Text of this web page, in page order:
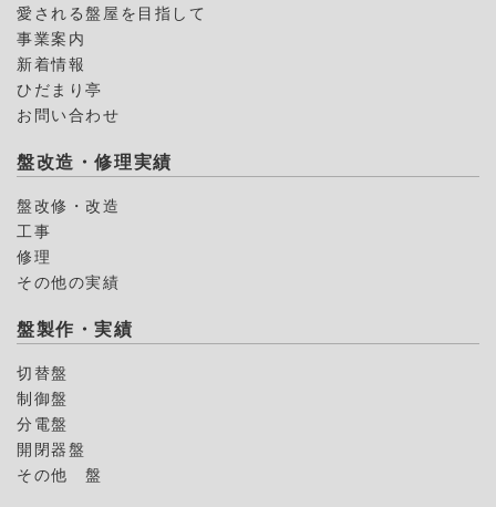
愛される盤屋を目指して
事業案内
新着情報
ひだまり亭
お問い合わせ
盤改造・修理実績
盤改修・改造
工事
修理
その他の実績
盤製作・実績
切替盤
制御盤
分電盤
開閉器盤
その他 盤